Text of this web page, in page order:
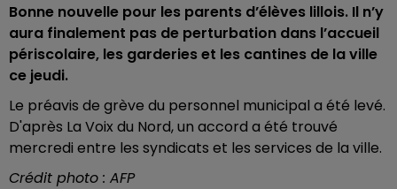
Bonne nouvelle pour les parents d’élèves lillois. Il n’y
aura finalement pas de perturbation dans l’accueil
périscolaire, les garderies et les cantines de la ville
ce jeudi.
Le préavis de grève du personnel municipal a été levé.
D'après La Voix du Nord, un accord a été trouvé
mercredi entre les syndicats et les services de la ville.
Crédit photo : AFP